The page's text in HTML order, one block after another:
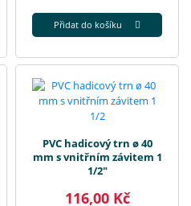
Přidat do košíku
PVC hadicový trn ø 40
mm s vnitřním závitem 1
1/2"
116,00 Kč